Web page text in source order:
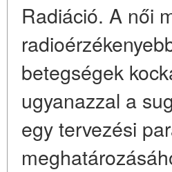
Radiáció. A női
betegségek
ugyanazzal a
egy tervezési